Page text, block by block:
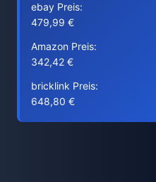
ebay Preis:
479,99 €
Amazon Preis:
342,42 €
bricklink Preis:
648,80 €